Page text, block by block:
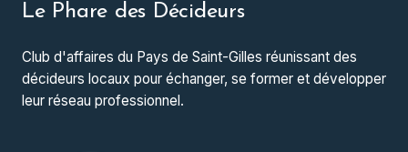
Le Phare des Décideurs
Club d'affaires du Pays de Saint-Gilles réunissant des
décideurs locaux pour échanger, se former et développer
leur réseau professionnel.